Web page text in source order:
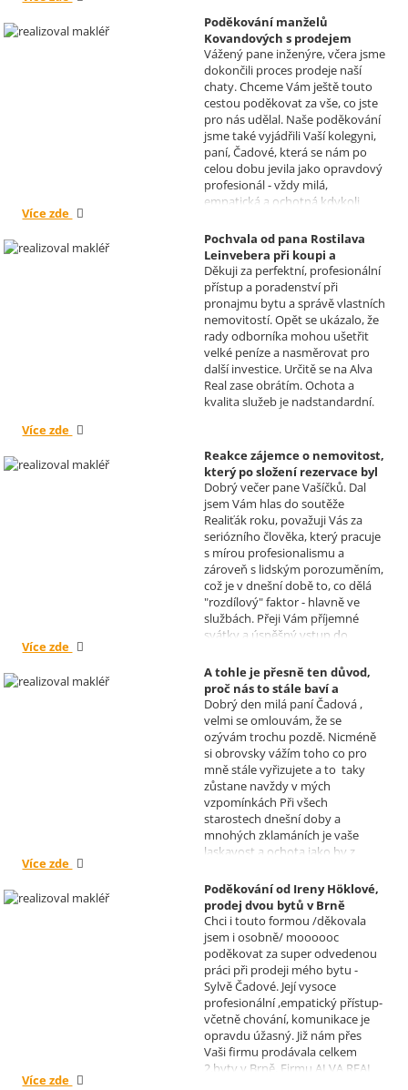
Poděkování manželů
Kovandových s prodejem
chaty v Osové Bítýšce
Realizoval makléř: David
Vašíček
Vážený pane inženýre, včera jsme
dokončili proces prodeje naší
chaty. Chceme Vám ještě touto
cestou poděkovat za vše, co jste
pro nás udělal. Naše poděkování
jsme také vyjádřili Vaší kolegyni,
paní, Čadové, která se nám po
celou dobu jevila jako opravdový
profesionál - vždy milá,
empatická a ochotná kdykoli
problému. Vaše společnost i Vy v
nás získáváte opravdu spokojené
klienty, kteří budou vaše služby
vždy doporučovat každému, kdo
je potřebuje. Věřím, že se na Vás
budeme moci obrátit i v případě
prodeje, který plánujeme v
budoucnu uskutečnit. Se
srdečným pozdravem a přáním
mnoho zdraví i úspěchů Vám
přejí manželé Kovandovi
Více zde
Pochvala od pana Rostilava
Leinvebera při koupi a
následném pronájmu
investiční nemovitosti
Realizoval makléř: David
Vašíček
Děkuji za perfektní, profesionální
přístup a poradenství při
pronajmu bytu a správě vlastních
nemovitostí. Opět se ukázalo, že
rady odborníka mohou ušetřit
velké peníze a nasměrovat pro
další investice. Určitě se na Alva
Real zase obrátím. Ochota a
kvalita služeb je nadstandardní.
Více zde
Reakce zájemce o nemovitost,
který po složení rezervace byl
nucen od koupi odstoupit.
Realizoval makléř: David
Vašíček
Dobrý večer pane Vašíčků. Dal
jsem Vám hlas do soutěže
Realiťák roku, považuji Vás za
seriózního člověka, který pracuje
s mírou profesionalismu a
zároveň s lidským porozuměním,
což je v dnešní době to, co dělá
"rozdílový" faktor - hlavně ve
službách. Přeji Vám příjemné
svátky a úspěšný vstup do
Více zde
A tohle je přesně ten důvod,
proč nás to stále baví a
naplňuje, poděkování od pana
Míška.
Realizoval makléř: Sylva
Čadová
Dobrý den milá paní Čadová ,
velmi se omlouvám, že se
ozývám trochu pozdě. Nicméně
si obrovsky vážím toho co pro
mně stále vyřizujete a to taky
zůstane navždy v mých
vzpomínkách Při všech
starostech dnešní doby a
mnohých zklamáních je vaše
laskavost a ochota jako by z
informace a děkuji za vaše úsilí.
Zatím se mějte moc a moc hezky.
S pozdravem Pavel Míšek
Více zde
Poděkování od Ireny Höklové,
prodej dvou bytů v Brně
Realizoval makléř: Sylva
Čadová
Chci i touto formou /děkovala
jsem i osobně/ moooooc
poděkovat za super odvedenou
práci při prodeji mého bytu -
Sylvě Čadové. Její vysoce
profesionální ,empatický přístup-
včetně chování, komunikace je
opravdu úžasný. Již nám přes
Vaši firmu prodávala celkem
2.byty v Brně. Firmu ALVA REAL
Více zde